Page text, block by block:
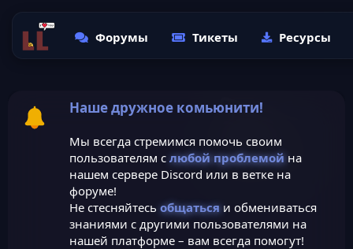
Форумы Тикеты Ресурсы
Наше дружное комьюнити!
Мы всегда стремимся помочь своим
пользователям с любой проблемойна
нашем сервере Discord или в ветке на
форуме!
Не стесняйтесь общатьсяи обмениваться
знаниями с другими пользователями на
нашей платформе – вам всегда помогут!